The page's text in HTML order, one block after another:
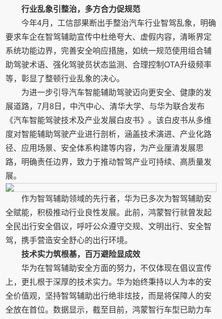
行业乱象引整治，多方合力促规范
今年4月，工信部果断出手整治汽车行业智驾乱象，明确
要求车企在智驾辅助宣传中杜绝夸大、虚假内容，清晰界定
系统功能边界，完善安全响应措施，如统一规范使用组合辅
助驾驶术语、强化驾驶员状态监测、合理控制OTA升级频率
等，彰显了整顿行业乱象的决心。
为进一步引导汽车智能辅助驾驶迈向更安全、健康的发
展道路，7月8日，中汽中心、清华大学、与华为联合发布
《汽车智能驾驶技术及产业发展白皮书》。该白皮书从多维
度对智能辅助驾驶产业进行剖析，涵盖技术演进、产业化路
径、应用场景、安全体系构建等内容，为产业厘清发展思
路，明确责任边界，致力于推动智驾产业可持续、高质量发
展。
作为智驾辅助领域的先行者，华为已多次为智驾辅助安
全赋能，积极推动行业良性发展。此前，鸿蒙智行就曾发起
全民出行安全倡议，呼吁公众遵守交规、文明出行、安全智
驾，携手营造安全舒心的出行环境。
技术实力筑根基，百万避险显成效
华为在智驾辅助安全方面的努力，不仅体现在倡议宣传
上，更扎根于深厚的技术实力。华为始终秉持以人为本的安
全价值观，坚持智驾辅助出行绝非炫技，而是将保障人的安
全放在首位。数据显示，截至目前，鸿蒙智行车型已助力车